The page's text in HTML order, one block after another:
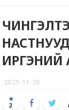
ИРГЭНИЙ
2025-11-20
2